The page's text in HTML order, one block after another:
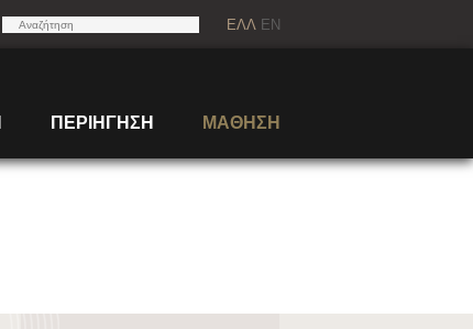
ΕΛΛ EN
ΠΕΡΙΗΓΗΣΗ ΜΑΘΗΣΗ